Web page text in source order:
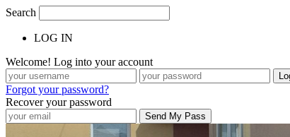
Search
LOG IN
Welcome! Log into your account
Forgot your password?
Recover your password